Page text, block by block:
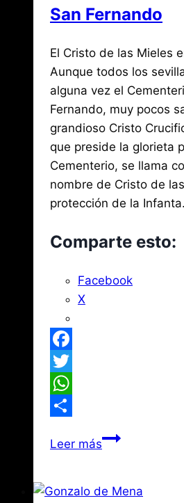
San Fernando
PorJose
María
de
Mena
abril
9,
2025agosto
3,
2026
El Cristo de las Mieles
Aunque todos los
alguna vez el
Fernando, muy pocos
grandioso Cristo
que preside la glorieta
Cementerio, se llama
nombre de Cristo de
protección de la
Comparte esto:
Facebook
X
Facebook
Twitter
WhatsApp
Leer másAntonio
el